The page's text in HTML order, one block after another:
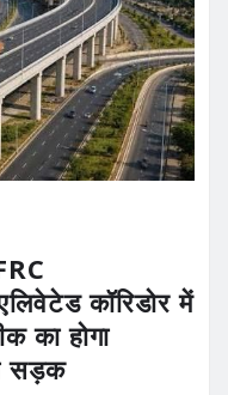
कॉरिडोर में
का होगा
सड़क